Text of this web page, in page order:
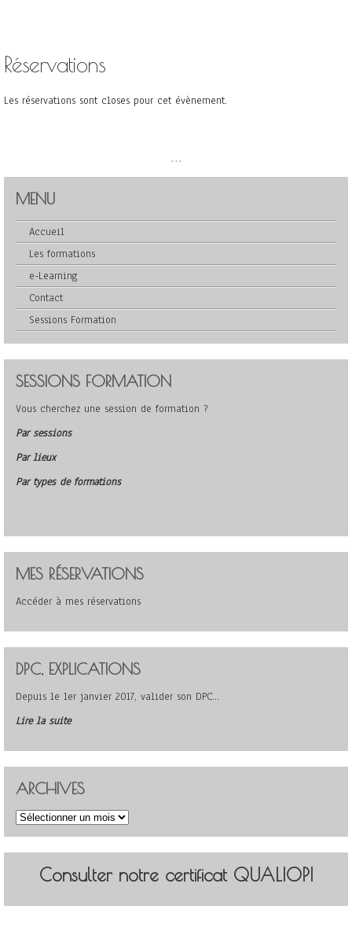
Réservations
Les réservations sont closes pour cet évènement.
...
MENU
Accueil
Les formations
e-Learning
Contact
Sessions Formation
SESSIONS FORMATION
Vous cherchez une session de formation ?
Par sessions
Par lieux
Par types de formations
MES RÉSERVATIONS
Accéder à mes réservations
DPC, EXPLICATIONS
Depuis le 1er janvier 2017, valider son DPC…
Lire la suite
ARCHIVES
Archives
Consulter notre certificat QUALIOPI